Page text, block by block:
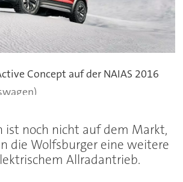
Concept auf der NAIAS 2016
ist noch nicht auf dem Markt,
die Wolfsburger eine weitere
Allradantrieb.